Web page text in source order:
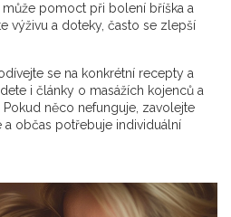
pomoct při bolení bříška a
výživu a doteky, často se zlepší
se na konkrétní recepty a
i články o masážích kojenců a
něco nefunguje, zavolejte
občas potřebuje individuální